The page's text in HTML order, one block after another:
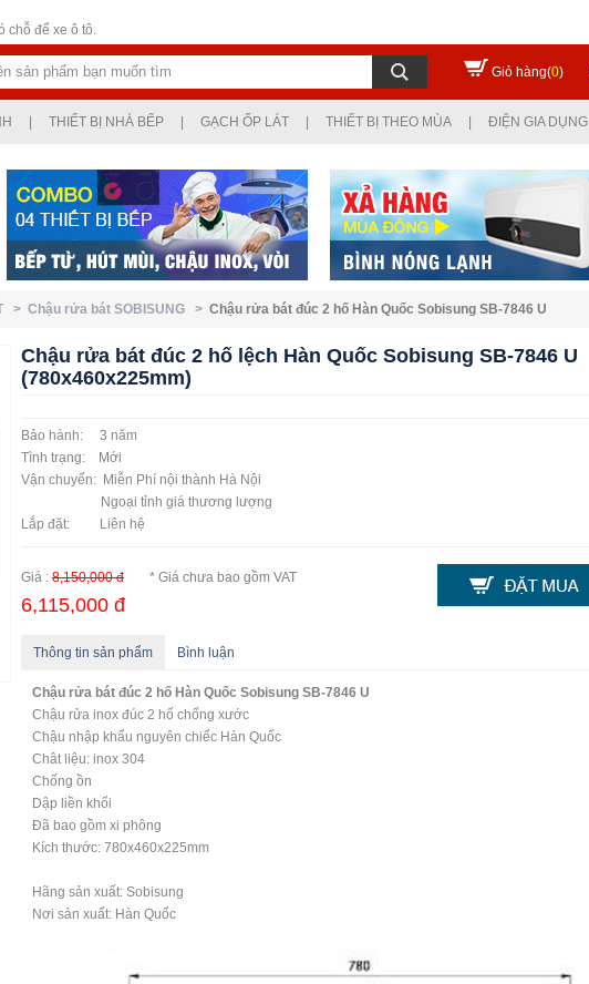
chỗ để xe ô tô.
Giỏ hàng(0)
THIẾT BỊ NHÀ BẾP GẠCH ỐP LÁT THIẾT BỊ THEO MÙA ĐIỆN GIA DỤNG
> Chậu rửa bát SOBISUNG > Chậu rửa bát đúc 2 hố Hàn Quốc Sobisung SB-7846 U
Chậu rửa bát đúc 2 hố lệch Hàn Quốc Sobisung SB-7846 U
(780x460x225mm)
Bảo hành: 3 năm
Tình trạng: Mới
Vận chuyển: Miễn Phí nội thành Hà Nội
Ngoại tỉnh giá thương lượng
Lắp đặt: Liên hệ
Giá : 8,150,000 đ * Giá chưa bao gồm VAT
6,115,000 đ
Thông tin sản phẩm Bình luận
Chậu rửa bát đúc 2 hố Hàn Quốc Sobisung SB-7846 U
Chậu rửa inox đúc 2 hố chống xước
Chậu nhập khẩu nguyên chiếc Hàn Quốc
Chât liệu: inox 304
Chống ồn
Dập liền khối
Đã bao gồm xi phông
Kích thước: 780x460x225mm
Hãng sản xuất: Sobisung
Nơi sản xuất: Hàn Quốc